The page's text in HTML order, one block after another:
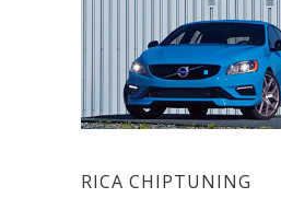
RICA CHIPTUNING